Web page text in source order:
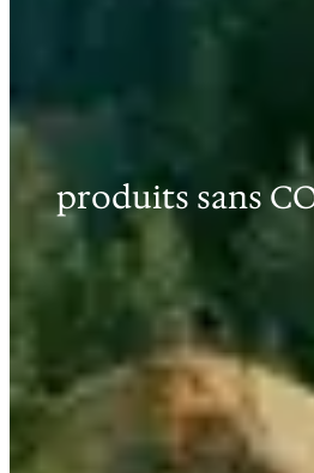
produits sans